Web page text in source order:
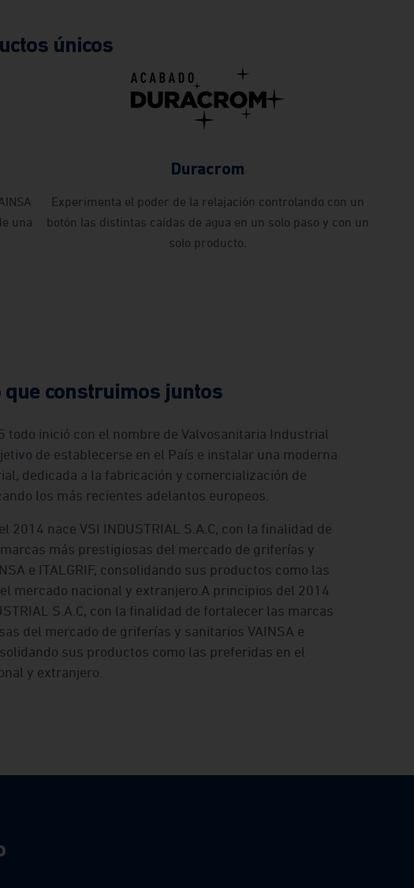
únicos
una
Duracrom
Experimenta el poder de la relajación controlando con un
botón las distintas caídas de agua en un solo paso y con un
solo producto.
que construimos juntos
todo inició con el nombre de Valvosanitaria Industrial
de establecerse en el País e instalar una moderna
dedicada a la fabricación y comercialización de
los más recientes adelantos europeos.
2014 nace VSI INDUSTRIAL S.A.C, con la finalidad de
más prestigiosas del mercado de griferías y
e ITALGRIF, consolidando sus productos como las
mercado nacional y extranjero.A principios del 2014
S.A.C, con la finalidad de fortalecer las marcas
del mercado de griferías y sanitarios VAINSA e
sus productos como las preferidas en el
y extranjero.